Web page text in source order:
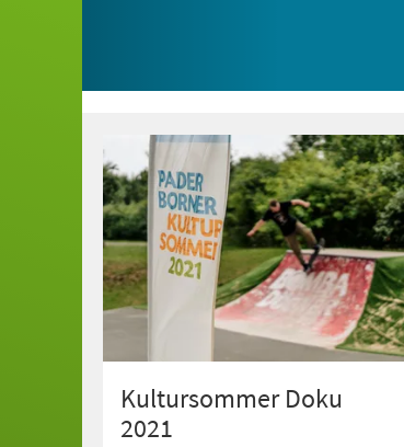
Kultursommer Doku
2021